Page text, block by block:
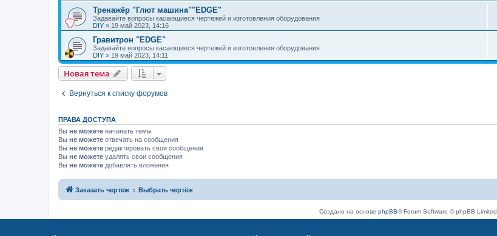
Тренажёр "Глют машина""EDGE"
Задавайте вопросы касающиеся чертежей и изготовления оборудования
DIY » 19 май 2023, 14:16
Гравитрон "EDGE"
Задавайте вопросы касающиеся чертежей и изготовления оборудования
DIY » 19 май 2023, 14:11
Новая тема
Вернуться к списку форумов
ПРАВА ДОСТУПА
Вы не можете начинать темы
Вы не можете отвечать на сообщения
Вы не можете редактировать свои сообщения
Вы не можете удалять свои сообщения
Вы не можете добавлять вложения
Заказать чертеж Выбрать чертёж
Создано на основе phpBB® Forum Software © phpBB Limited